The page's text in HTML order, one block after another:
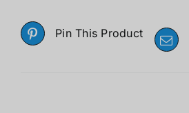
Pin This Product